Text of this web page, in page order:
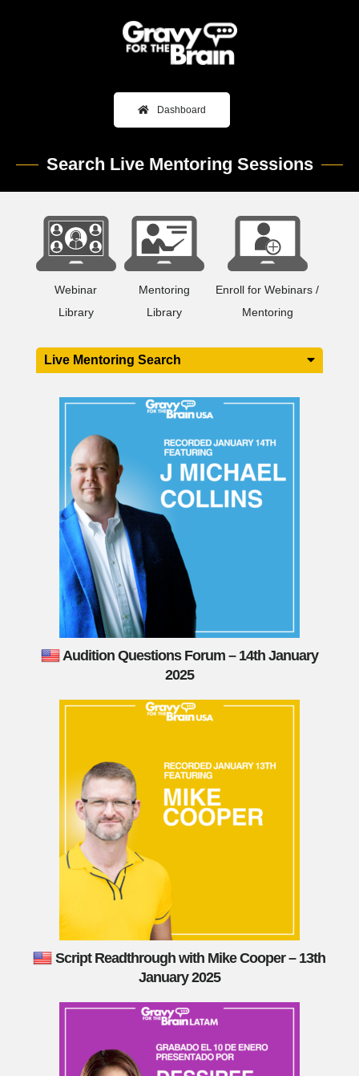
Dashboard
Search Live Mentoring Sessions
Webinar
Library
Mentoring
Library
+
Enroll for Webinars /
Mentoring
Live Mentoring Search
Audition Questions Forum – 14th January
2025
Script Readthrough with Mike Cooper – 13th
January 2025